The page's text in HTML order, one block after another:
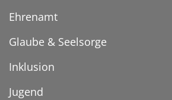
Ehrenamt
Glaube & Seelsorge
Inklusion
Jugend